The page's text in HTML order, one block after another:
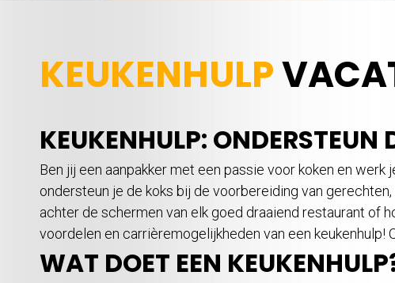
KEUKENHULP
KEUKENHULP: ONDERSTEUN
Ben jij een aanpakker met een passie voor koken en
ondersteun je de koks bij de voorbereiding van
achter de schermen van elk goed draaiend restaurant of
voordelen en carrièremogelijkheden van een
WAT DOET EEN